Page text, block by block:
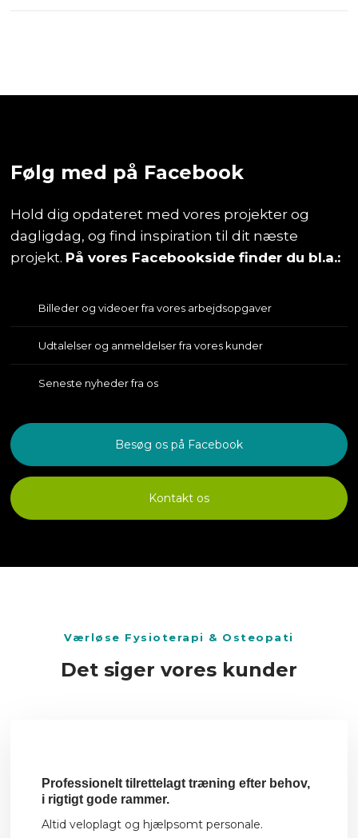
Følg med på Facebook
Hold dig opdateret med vores projekter og
dagligdag, og find inspiration til dit næste
projekt. På vores Facebookside finder du bl.a.:
Billeder og videoer fra vores arbejdsopgaver
Udtalelser og anmeldelser fra vores kunder
Seneste nyheder fra os
Besøg os på Facebook
Kontakt os
​Værløse Fysioterapi & Osteopati
Det siger vores kunder
Professionelt tilrettelagt træning efter behov,
i rigtigt gode rammer.
Altid veloplagt og hjælpsomt personale.